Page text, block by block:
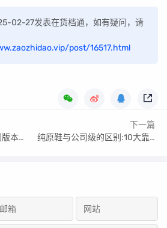
02-27发表在货档通，如有疑问，请
post/16517.html
知晓
下一篇
纯原鞋与公司级的区别:10大靠谱渠道微商推荐